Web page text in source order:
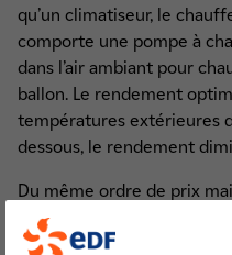
qu’un climatiseur, le
comporte une pompe à
dans l’air ambiant pour
ballon. Le rendement
températures extérieures
dessous, le rendement
Du même ordre de prix
qu’un chauffe-eau
énergivore que le chauffe-